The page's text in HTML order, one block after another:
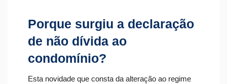
Porque surgiu a declaração
de não dívida ao
condomínio?
Esta novidade que consta da alteração ao regime